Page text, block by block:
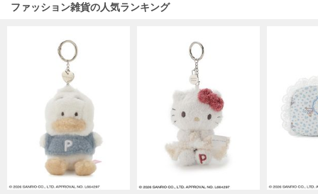
NIKE
ファッション雑貨の人気ランキング